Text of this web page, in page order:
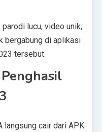
lucu, video unik,
bergabung di aplikasi
tersebut.
langsung cair dari APK